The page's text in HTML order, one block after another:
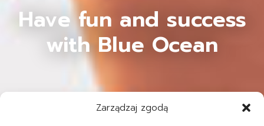
Zarządzaj zgodą
Have fun and success
with Blue Ocean